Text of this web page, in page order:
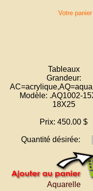
Votre
Tableaux
Grandeur:
Modèle: .AQ1002-
18X25
Prix: 450.00 $
Quantité désirée:
Aquarelle